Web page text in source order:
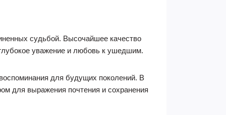
судьбой. Высочайшее качество
уважение и любовь к ушедшим.
для будущих поколений. В
для выражения почтения и сохранения